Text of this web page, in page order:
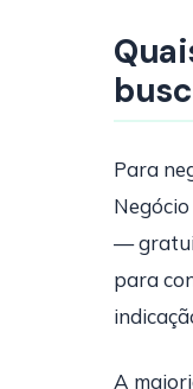
Para
—
para
A